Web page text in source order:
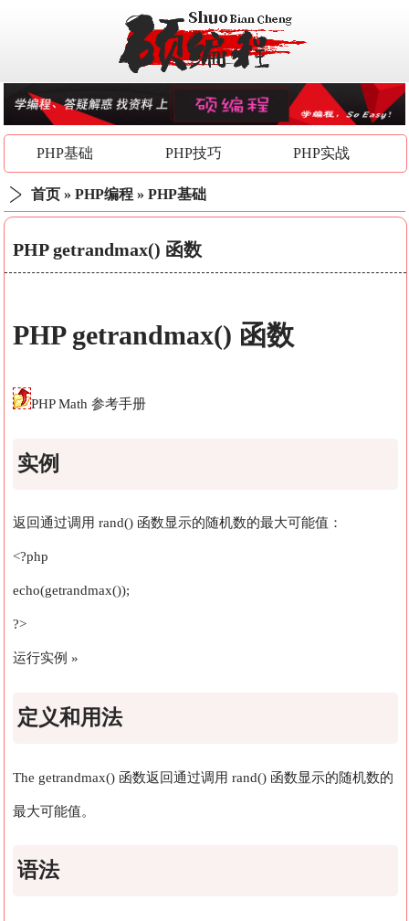
PHP基础 PHP技巧 PHP实战
首页 »PHP编程 »PHP基础
PHP getrandmax() 函数
PHP getrandmax() 函数
PHP Math 参考手册
实例
返回通过调用 rand() 函数显示的随机数的最大可能值：
<?php
echo(getrandmax());
?>
运行实例 »
定义和用法
The getrandmax() 函数返回通过调用rand() 函数显示的随机数的
最大可能值。
语法